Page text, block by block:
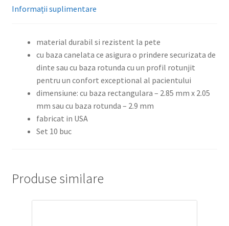
Informații suplimentare
material durabil si rezistent la pete
cu baza canelata ce asigura o prindere securizata de
dinte sau cu baza rotunda cu un profil rotunjit
pentru un confort exceptional al pacientului
dimensiune: cu baza rectangulara – 2.85 mm x 2.05
mm sau cu baza rotunda – 2.9 mm
fabricat in USA
Set 10 buc
Produse similare